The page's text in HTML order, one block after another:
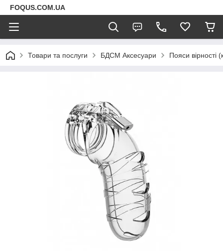
FOQUS.COM.UA
Товари та послуги БДСМ Аксесуари Пояси вірності